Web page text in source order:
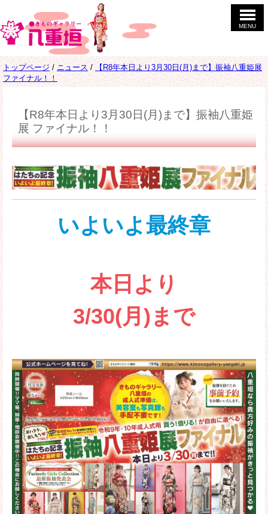
MENU
現
在
トップページ / ニュース /【R8年本日より3月30日(月)まで】振袖八重姫展
ファイナル！！
【R8年本日より3月30日(月)まで】振袖八重姫
展 ファイナル！！
いよいよ最終章
本日より
3/30(月)まで